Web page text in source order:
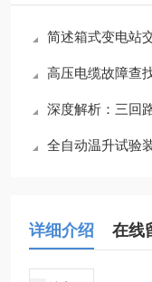
简述箱式变电站
高压电缆故障查
深度解析：三回路变
全自动温升试验
详细介绍 在线